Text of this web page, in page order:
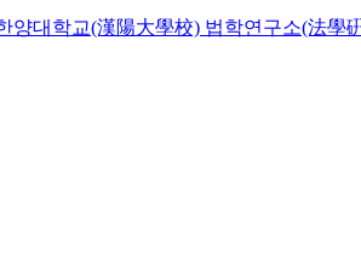
대학교(漢陽大學校) 법학연구소(法